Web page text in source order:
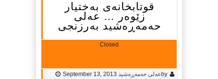
قوتابخانه‌ی به‌ختیار
زێوه‌ر … عه‌لی
حه‌مه‌ڕه‌شید به‌رزنجی
Closed
byعەلی حەمەڕەشید September 13, 2013